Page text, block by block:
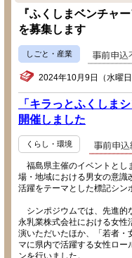
『ふくしまベンチャ
を募集します
しごと・産業
2024年10月9日（水曜
「キラっとふくしま
開催しました
くらし・環境
福島県主催のイベントとし
場・地域における男女の意識
活躍をテーマとした標記シン
シンポジウムでは、先進的
永乳業株式会社における女性
演いただいたほか、「若者・
マに県内で活躍する女性ロー
ンを行いました。